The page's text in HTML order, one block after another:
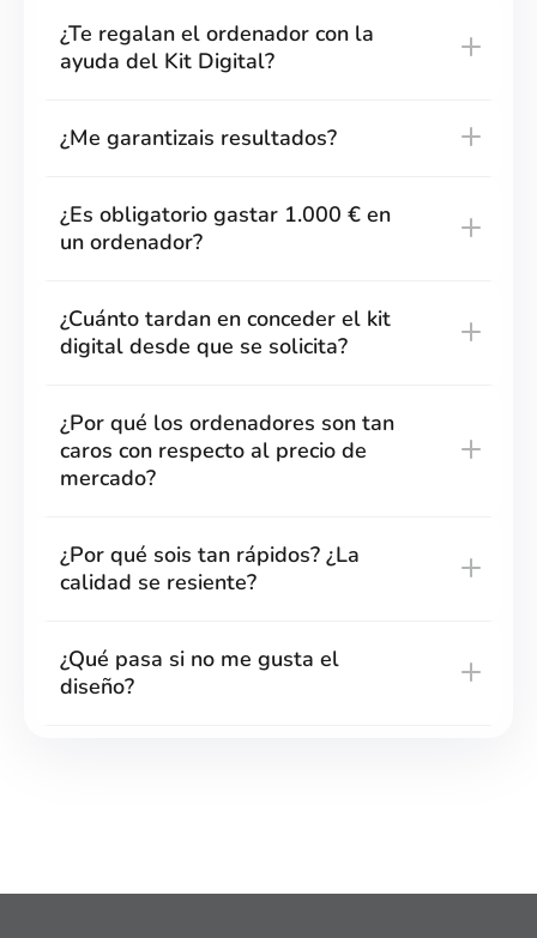
¿Te regalan el ordenador con la
ayuda del Kit Digital?
¿Me garantizais resultados?
¿Es obligatorio gastar 1.000 € en
un ordenador?
¿Cuánto tardan en conceder el kit
digital desde que se solicita?
¿Por qué los ordenadores son tan
caros con respecto al precio de
mercado?
¿Por qué sois tan rápidos? ¿La
calidad se resiente?
¿Qué pasa si no me gusta el
diseño?